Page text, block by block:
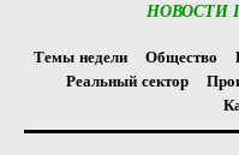
НОВОСТИ
Темы недели Общество
Реальный сектор